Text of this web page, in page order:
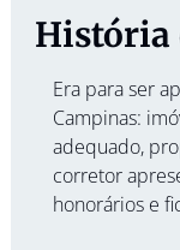
História
Era para ser
Campinas:
adequado,
corretor
honorários e